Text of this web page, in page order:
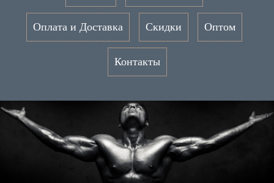
Оплата и Доставка Скидки Оптом
Контакты